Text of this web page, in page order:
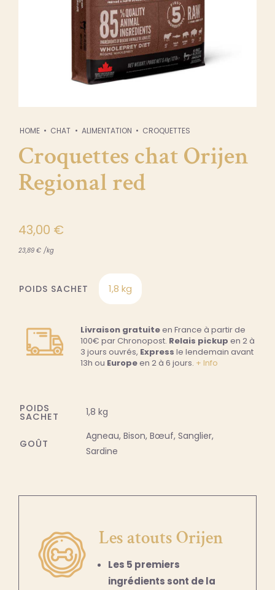
HOME CHAT ALIMENTATION CROQUETTES
Croquettes chat Orijen
Regional red
43,00 €
23,89 € /kg
POIDS SACHET
 1,8 kg
Livraison gratuite en France à partir de
100€ par Chronopost. Relais pickup en 2 à
3 jours ouvrés, Express le lendemain avant
13h ou Europeen 2 à 6 jours. + Info
POIDS
SACHET 1,8 kg
GOÛT
Agneau, Bison, Bœuf, Sanglier,
Sardine
Les atouts Orijen
Les 5 premiers
ingrédients sont de la